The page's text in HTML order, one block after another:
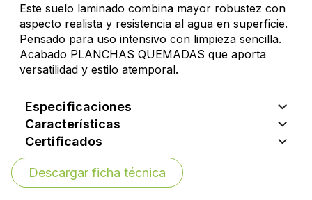
Este suelo laminado combina mayor robustez con
aspecto realista y resistencia al agua en superficie.
Pensado para uso intensivo con limpieza sencilla.
Acabado PLANCHAS QUEMADAS que aporta
versatilidad y estilo atemporal.
Especificaciones
Características
Certificados
Descargar ficha técnica